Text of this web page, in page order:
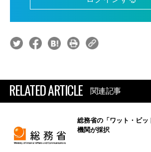
RELATED ARTICLE 関連記事
総務省の「ワット・ビッ
機関が採択